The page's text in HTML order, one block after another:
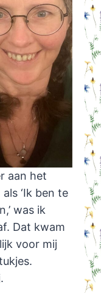
aan het
‘Ik ben te
was ik
Dat kwam
voor mij